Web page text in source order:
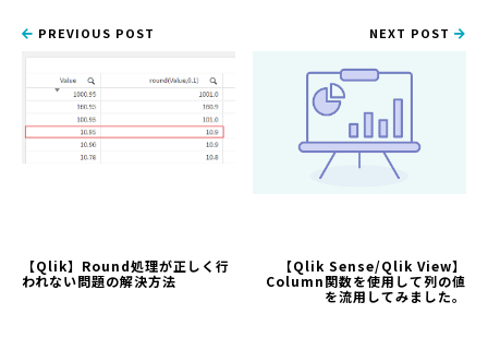
PREVIOUS POST
【Qlik】Round処理が正しく行
われない問題の解決方法
NEXT POST
【Qlik Sense/Qlik View】
Column関数を使用して列の値
を流用してみました。